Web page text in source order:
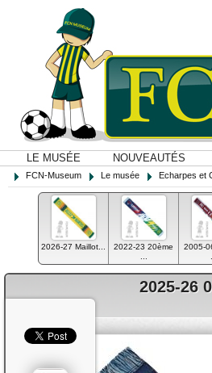
LE MUSÉE NOUVEAUTÉS
FCN-Museum Le musée Echarpes et
2026-27 Maillot...
2022-23 20ème
2005-
2025-26